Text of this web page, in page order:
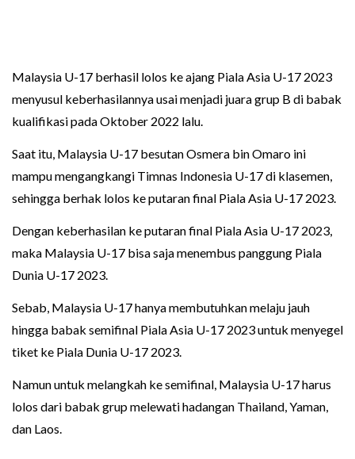
Malaysia U-17 berhasil lolos ke ajang Piala Asia U-17 2023
menyusul keberhasilannya usai menjadi juara grup B di babak
kualifikasi pada Oktober 2022 lalu.
Saat itu, Malaysia U-17 besutan Osmera bin Omaro ini
mampu mengangkangi Timnas Indonesia U-17 di klasemen,
sehingga berhak lolos ke putaran final Piala Asia U-17 2023.
Dengan keberhasilan ke putaran final Piala Asia U-17 2023,
maka Malaysia U-17 bisa saja menembus panggung Piala
Dunia U-17 2023.
Sebab, Malaysia U-17 hanya membutuhkan melaju jauh
hingga babak semifinal Piala Asia U-17 2023 untuk menyegel
tiket ke Piala Dunia U-17 2023.
Namun untuk melangkah ke semifinal, Malaysia U-17 harus
lolos dari babak grup melewati hadangan Thailand, Yaman,
dan Laos.